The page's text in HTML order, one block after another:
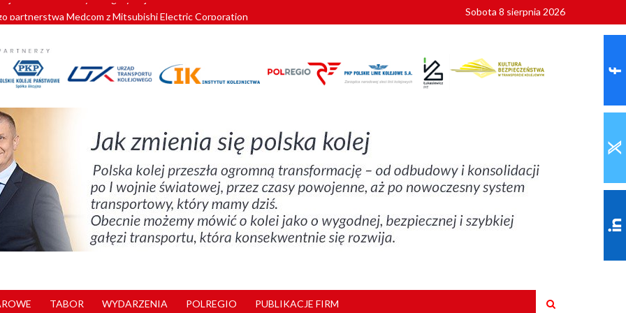
partnerstwa Medcom z Mitsubishi Electric Corporation
znów szuka dostawcy nowych EZT
kolejowych w północnej Wielkopolsce. Łatwiejsze dojazdy do pracy i szkoły
nowe standardy kategoryzacji dworców
Sobota 8 sierpnia 2026
TABOR WYDARZENIA POLREGIO PUBLIKACJE FIRM